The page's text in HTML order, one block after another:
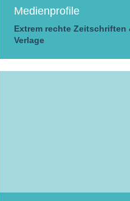
Medienprofile
Extrem rechte Zeitschriften
Verlage